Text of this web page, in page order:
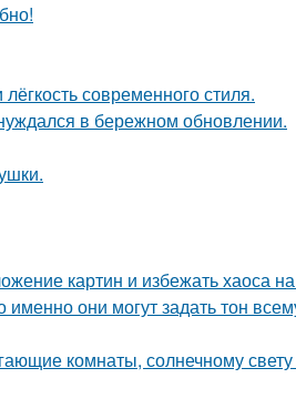
современного стиля.
в бережном обновлении.
картин и избежать хаоса
они могут задать тон
комнаты, солнечному свету